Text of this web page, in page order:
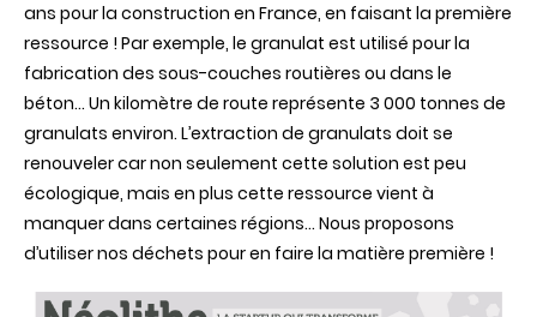
ans pour la construction en France, en faisant la première
ressource ! Par exemple, le granulat est utilisé pour la
fabrication des sous-couches routières ou dans le
béton… Un kilomètre de route représente 3 000 tonnes de
granulats environ. L’extraction de granulats doit se
renouveler car non seulement cette solution est peu
écologique, mais en plus cette ressource vient à
manquer dans certaines régions… Nous proposons
d’utiliser nos déchets pour en faire la matière première !